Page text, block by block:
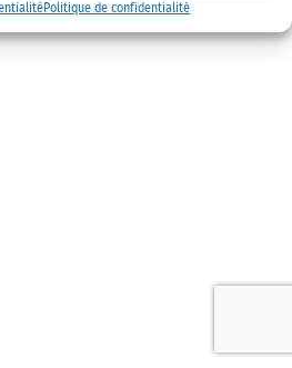
Politique de confidentialité